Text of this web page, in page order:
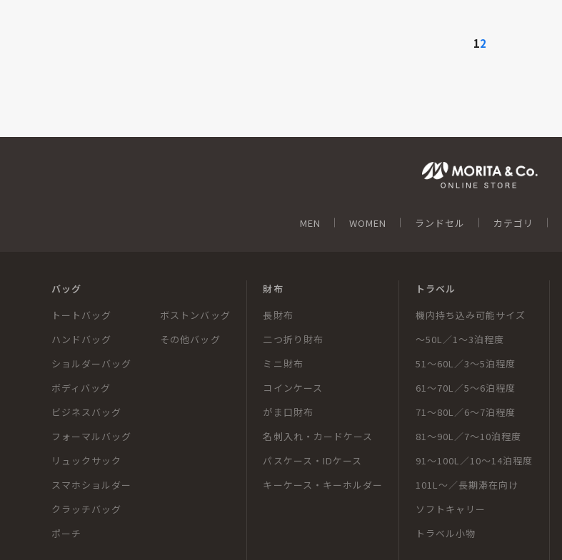
12
MEN WOMEN ランドセル カテゴリ
バッグ
トートバッグ
ハンドバッグ
ショルダーバッグ
ボディバッグ
ビジネスバッグ
フォーマルバッグ
リュックサック
スマホショルダー
クラッチバッグ
ポーチ
ボストンバッグ
その他バッグ
財布
長財布
二つ折り財布
ミニ財布
コインケース
がま口財布
名刺入れ・カードケース
パスケース・IDケース
キーケース・キーホルダー
トラベル
機内持ち込み可能サイズ
～50L／1～3泊程度
51～60L／3～5泊程度
61～70L／5～6泊程度
71～80L／6～7泊程度
81～90L／7～10泊程度
91～100L／10～14泊程度
101L～／長期滞在向け
ソフトキャリー
トラベル小物